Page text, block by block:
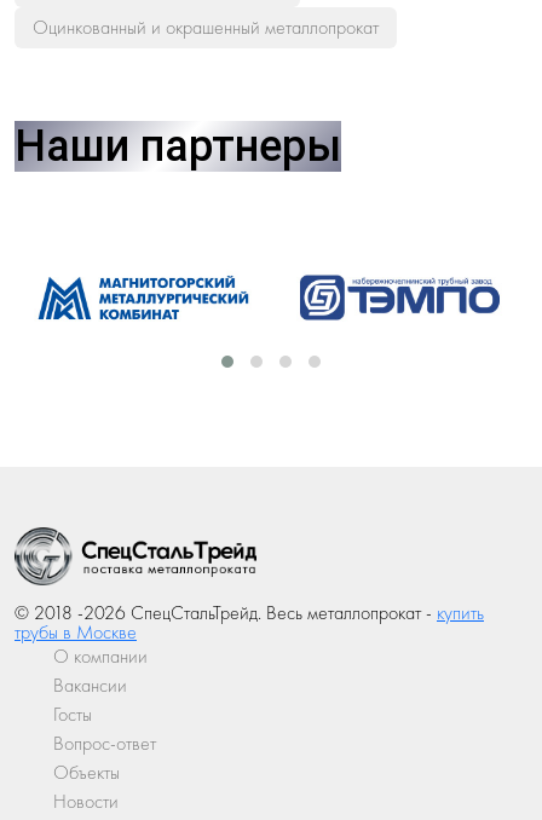
Оцинкованный и окрашенный металлопрокат
Наши партнеры
© 2018 -2026 СпецСтальТрейд. Весь металлопрокат - купить
трубы в Москве
О компании
Вакансии
Госты
Вопрос-ответ
Объекты
Новости